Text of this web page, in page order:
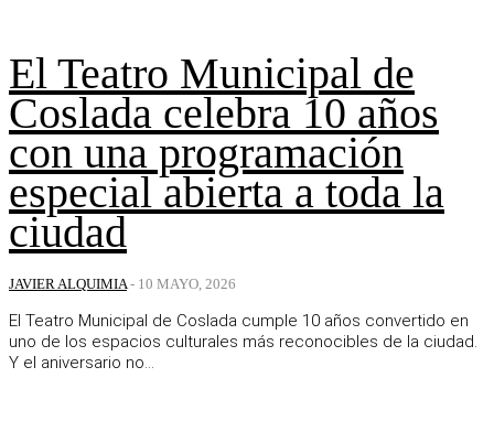
El Teatro Municipal de
Coslada celebra 10 años
con una programación
especial abierta a toda la
ciudad
JAVIER ALQUIMIA - 10 MAYO, 2026
El Teatro Municipal de Coslada cumple 10 años convertido en
uno de los espacios culturales más reconocibles de la ciudad.
Y el aniversario no...